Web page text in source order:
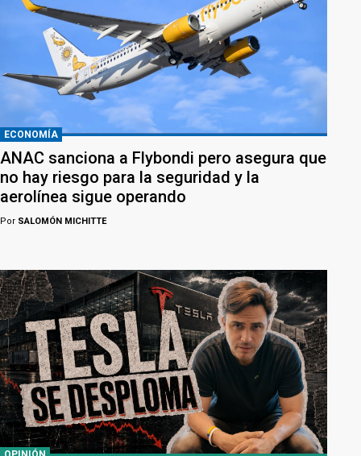
ECONOMÍA
ANAC sanciona a Flybondi pero asegura que
no hay riesgo para la seguridad y la
aerolínea sigue operando
Por SALOMÓN MICHITTE